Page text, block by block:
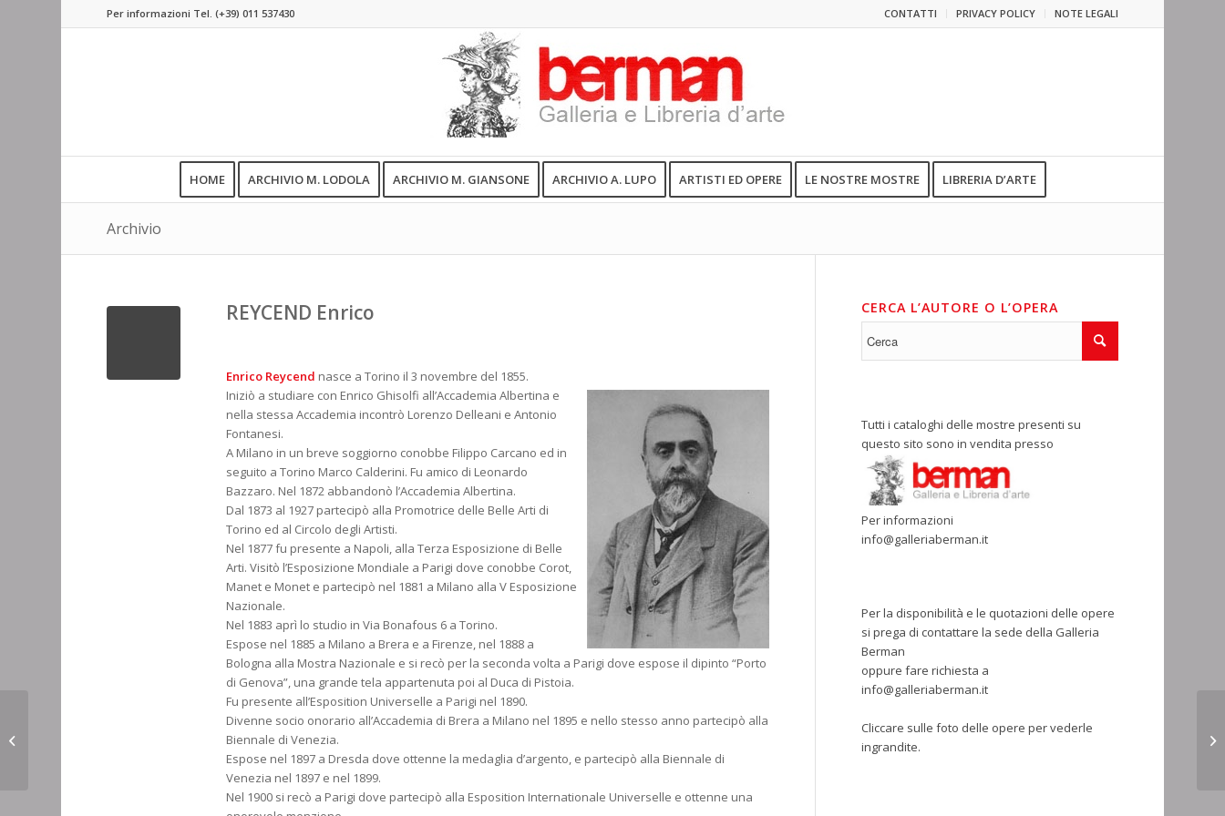
CONTATTI PRIVACY POLICY NOTE LEGALI
Per informazioni Tel.(+39) 011 537430
HOME ARCHIVIO M. LODOLA ARCHIVIO M. GIANSONE ARCHIVIO A. LUPO ARTISTI ED OPERE LE NOSTRE MOSTRE LIBRERIA D’ARTE
Archivio
REYCEND Enrico
Enrico Reycend nasce a Torino il 3 novembre del 1855.
Iniziò a studiare con Enrico Ghisolfi all’Accademia Albertina e
nella stessa Accademia incontrò Lorenzo Delleani e Antonio
Fontanesi.
A Milano in un breve soggiorno conobbe Filippo Carcano ed in
seguito a Torino Marco Calderini. Fu amico di Leonardo
Bazzaro. Nel 1872 abbandonò l’Accademia Albertina.
Dal 1873 al 1927 partecipò alla Promotrice delle Belle Arti di
Torino ed al Circolo degli Artisti.
Nel 1877 fu presente a Napoli, alla Terza Esposizione di Belle
Arti. Visitò l’Esposizione Mondiale a Parigi dove conobbe Corot,
Manet e Monet e partecipò nel 1881 a Milano alla V Esposizione
Nazionale.
Nel 1883 aprì lo studio in Via Bonafous 6 a Torino.
Espose nel 1885 a Milano a Brera e a Firenze, nel 1888 a
Bologna alla Mostra Nazionale e si recò per la seconda volta a Parigi dove espose il dipinto “Porto
di Genova”, una grande tela appartenuta poi al Duca di Pistoia.
Fu presente all’Esposition Universelle a Parigi nel 1890.
Divenne socio onorario all’Accademia di Brera a Milano nel 1895 e nello stesso anno partecipò alla
Biennale di Venezia.
Espose nel 1897 a Dresda dove ottenne la medaglia d’argento, e partecipò alla Biennale di
Venezia nel 1897 e nel 1899.
Nel 1900 si recò a Parigi dove partecipò alla Esposition Internationale Universelle e ottenne una
CERCA L’AUTORE O L’OPERA
Tutti i cataloghi delle mostre presenti su
questo sito sono in vendita presso
Per informazioni
info@galleriaberman.it
Per la disponibilità e le quotazioni delle opere
si prega di contattare la sede della Galleria
Berman
oppure fare richiesta a
info@galleriaberman.it
Cliccare sulle foto delle opere per vederle
ingrandite.